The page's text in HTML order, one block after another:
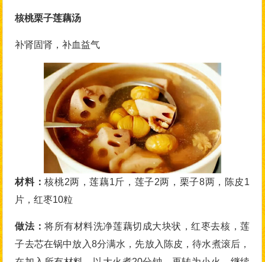
核桃栗子莲藕汤
补肾固肾，补血益气
材料：核桃2两，莲藕1斤，莲子2两，栗子8两，陈皮1
片，红枣10粒
做法：将所有材料洗净莲藕切成大块状，红枣去核，莲
子去芯在锅中放入8分满水，先放入陈皮，待水煮滚后，